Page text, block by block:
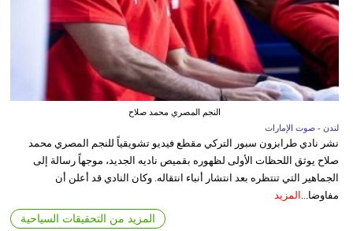
النجم المصري محمد صلاح
لندن - صوت الإمارات
نشر نادي طرابزون سبور التركي مقطع فيديو تشويقياً للنجم المصري محمد
صلاح يوثق اللحظات الأولى لظهوره بقميص ناديه الجديد، موجهاً رسالة إلى
الجماهير التي تنتظره بعد انتشار أنباء انتقاله. وكان النادي قد أعلن أن
مفاوضا... المزيد
المزيد من التحقيقات السياحية